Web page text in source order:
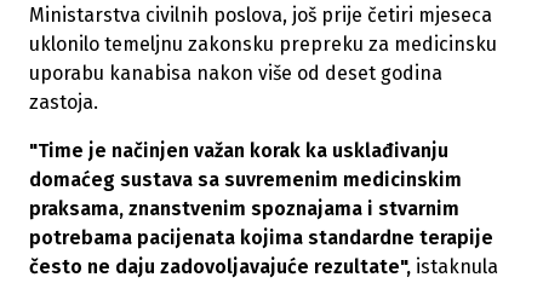
Ministarstva civilnih poslova, još prije četiri mjeseca
uklonilo temeljnu zakonsku prepreku za medicinsku
uporabu kanabisa nakon više od deset godina
zastoja.
"Time je načinjen važan korak ka usklađivanju
domaćeg sustava sa suvremenim medicinskim
praksama, znanstvenim spoznajama i stvarnim
potrebama pacijenata kojima standardne terapije
često ne daju zadovoljavajuće rezultate", istaknula